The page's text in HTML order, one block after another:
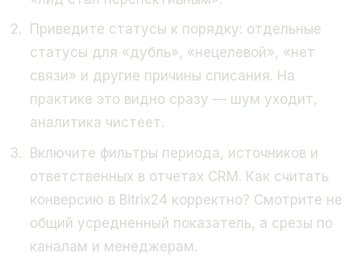
Приведите статусы к порядку: отдельные
статусы для «дубль», «нецелевой», «нет
связи» и другие причины списания. На
практике это видно сразу — шум уходит,
аналитика чистеет.
Включите фильтры периода, источников и
ответственных в отчетах CRM. Как считать
конверсию в Bitrix24 корректно? Смотрите не
общий усредненный показатель, а срезы по
каналам и менеджерам.